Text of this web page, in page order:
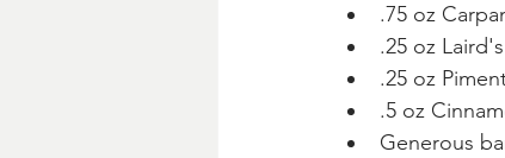
.75 oz
.25 oz
.25 oz
.5 oz
Generous